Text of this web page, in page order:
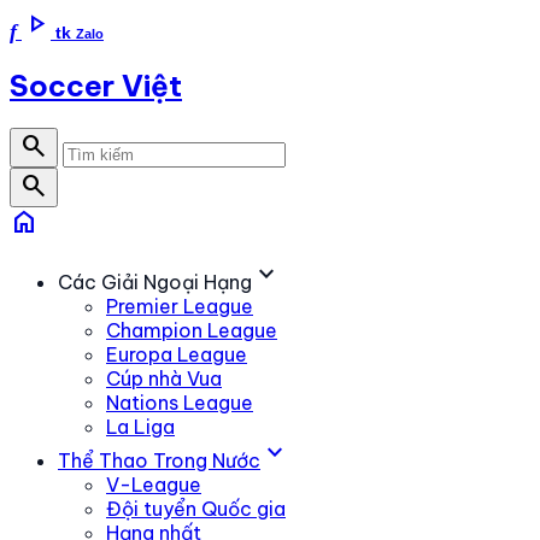
f play_arrow tk Zalo
Soccer Việt
search
search
home
Các Giải Ngoại Hạng expand_more
Premier League
Champion League
Europa League
Cúp nhà Vua
Nations League
La Liga
Thể Thao Trong Nước expand_more
V-League
Đội tuyển Quốc gia
Hạng nhất